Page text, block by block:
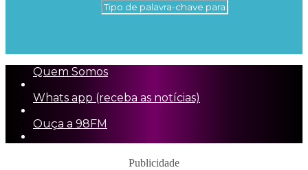
Quem Somos
Whats app (receba as notícias)
Ouça a 98FM
Publicidade